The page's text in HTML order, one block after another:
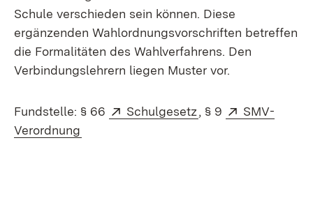
Schule verschieden sein können. Diese
ergänzenden Wahlordnungsvorschriften betreffen
die Formalitäten des Wahlverfahrens. Den
Verbindungslehrern liegen Muster vor.
Fundstelle: § 66 Extern:
Schulgesetz (Öffnet in neuem
, § 9 Extern:
SMV-
Verordnung